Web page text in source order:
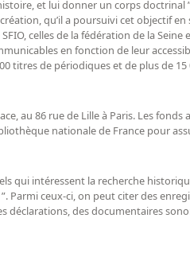
et lui donner un corps doctrinal
qu’il a poursuivi cet objectif
celles de la fédération de la
en fonction de leur
titres de périodiques et de plus de
au 86 rue de Lille à Paris. Les fonds
nationale de France pour
qui intéressent la recherche
Parmi ceux-ci, on peut citer des
déclarations, des documentaires